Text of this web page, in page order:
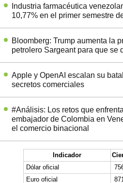
Industria farmacéutica
10,77% en el primer semestre
Bloomberg: Trump aumenta la
petrolero Sargeant para que se
Apple y OpenAI escalan su
secretos comerciales
#Análisis: Los retos que
embajador de Colombia en
el comercio binacional
Indicador
Dólar oficial
Euro oficial